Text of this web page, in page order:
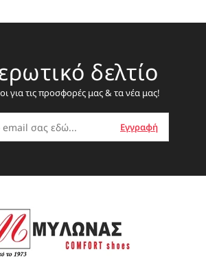
δελτίο
για τις προσφορές μας & τα νέα μας!